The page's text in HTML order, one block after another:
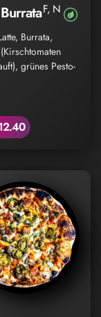
F, N
Burrata,
grünes Pesto-